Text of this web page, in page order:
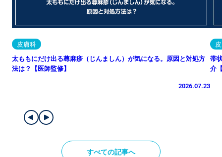
皮膚科
太ももにだけ出る蕁麻疹（じんましん）が気になる。原因と対処方
法は？【医師監修】
2026.07.23
帯
介
すべての記事へ